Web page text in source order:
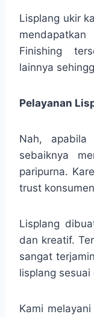
Lisplang ukir
Finishing
lainnya
Pelayanan
Nah, apabila
sebaiknya
paripurna.
trust
Lisplang
dan kreatif.
sangat
lisplang
Kami